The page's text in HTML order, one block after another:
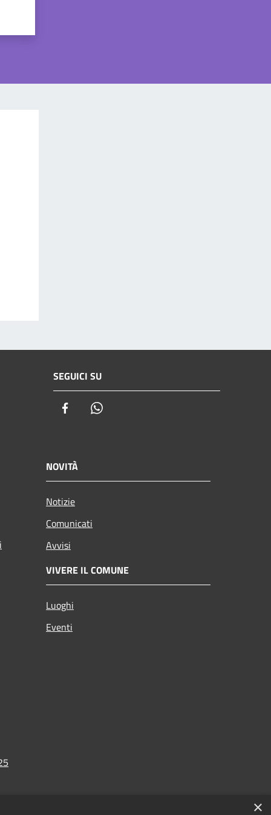
SEGUICI SU
Facebook
NOVITÀ
Notizie
Comunicati
Avvisi
VIVERE IL COMUNE
Luoghi
Eventi
×